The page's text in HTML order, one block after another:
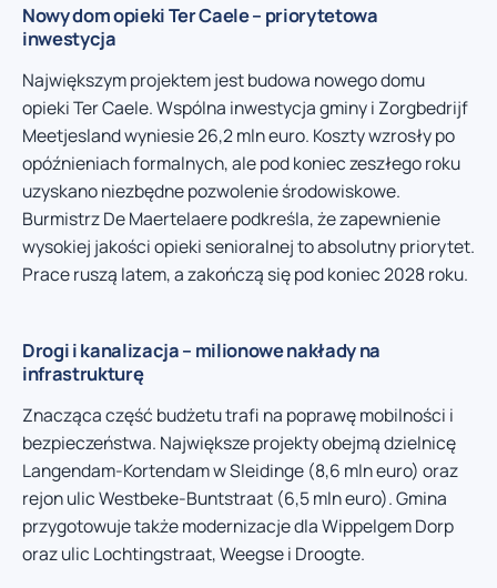
Nowy dom opieki Ter Caele – priorytetowa
inwestycja
Największym projektem jest budowa nowego domu
opieki Ter Caele. Wspólna inwestycja gminy i Zorgbedrijf
Meetjesland wyniesie 26,2 mln euro. Koszty wzrosły po
opóźnieniach formalnych, ale pod koniec zeszłego roku
uzyskano niezbędne pozwolenie środowiskowe.
Burmistrz De Maertelaere podkreśla, że zapewnienie
wysokiej jakości opieki senioralnej to absolutny priorytet.
Prace ruszą latem, a zakończą się pod koniec 2028 roku.
Drogi i kanalizacja – milionowe nakłady na
infrastrukturę
Znacząca część budżetu trafi na poprawę mobilności i
bezpieczeństwa. Największe projekty obejmą dzielnicę
Langendam-Kortendam w Sleidinge (8,6 mln euro) oraz
rejon ulic Westbeke-Buntstraat (6,5 mln euro). Gmina
przygotowuje także modernizacje dla Wippelgem Dorp
oraz ulic Lochtingstraat, Weegse i Droogte.